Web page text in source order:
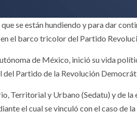
se están hundiendo y para dar
el barco tricolor del Partido
de México, inició su vida
Partido de la Revolución
Territorial y Urbano (Sedatu) y de
el cual se vinculó con el caso de la
Secretaría de
Salud confirma
casos de
ciclosporiasis